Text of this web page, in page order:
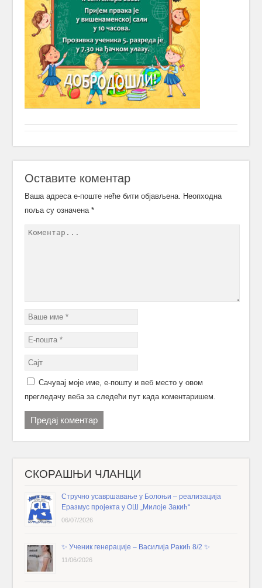
Оставите коментар
Ваша адреса е-поште неће бити објављена. Неопходна
поља су означена*
Сачувај моје име, е-пошту и веб место у овом
прегледачу веба за следећи пут када коментаришем.
СКОРАШЊИ ЧЛАНЦИ
Стручно усавршавање у Болоњи – реализација
Еразмус пројекта у ОШ „Милоје Закић“
06/07/2026
✨️ Ученик генерације – Василија Ракић 8/2 ✨️
11/06/2026